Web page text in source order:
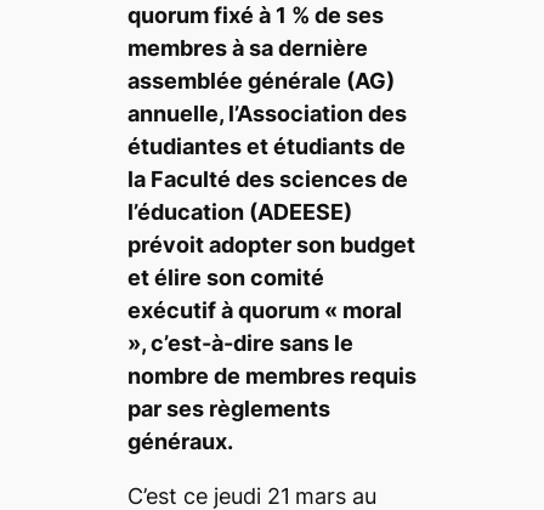
quorum fixé à 1 % de ses
membres à sa dernière
assemblée générale (AG)
annuelle, l’Association des
étudiantes et étudiants de
la Faculté des sciences de
l’éducation (ADEESE)
prévoit adopter son budget
et élire son comité
exécutif à quorum « moral
», c’est-à-dire sans le
nombre de membres requis
par ses règlements
généraux.
C’est ce jeudi 21 mars au